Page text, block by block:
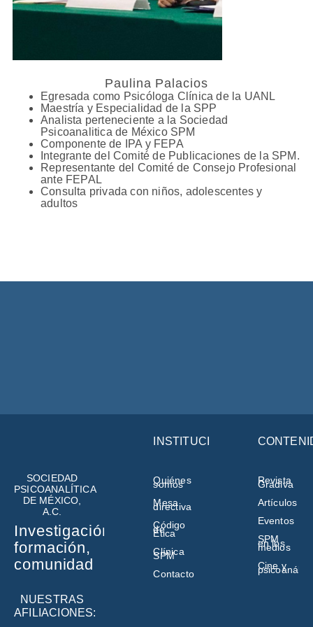
Paulina Palacios
Egresada como Psicóloga Clínica de la UANL
Maestría y Especialidad de la SPP
Analista perteneciente a la Sociedad
Psicoanalitica de México SPM
Componente de IPA y FEPA
Integrante del Comité de Publicaciones de la SPM.
Representante del Comité de Consejo Profesional
ante FEPAL
Consulta privada con niños, adolescentes y
adultos
SOCIEDAD
PSICOANALÍTICA
DE MÉXICO,
A.C.
Investigación,
formación,
comunidad
NUESTRAS
AFILIACIONES:
INSTITUCIÓN
Quiénes
somos
Mesa
directiva
Código
de
Ética
Clínica
SPM
Contacto
Revista
Gradiva
Artículos
Eventos
SPM
en los
medios
Cine y